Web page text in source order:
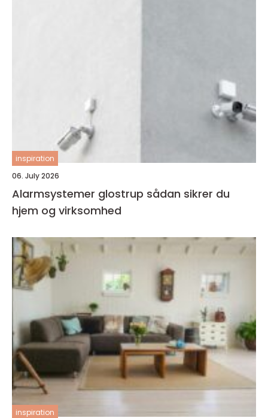
inspiration
06. July 2026
Alarmsystemer glostrup sådan sikrer du
hjem og virksomhed
inspiration